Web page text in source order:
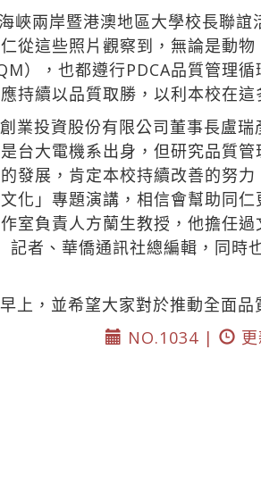
峽兩岸暨港澳地區大學校長聯
從這些照片觀察到，無論是動
），也都遵行PDCA品質管理
持續以品質取勝，以利本校在這
業投資股份有限公司董事長盧
台大電機系出身，但研究品質
發展，肯定本校持續改善的努
化」專題演講，相信會幫助同
室負責人方蘭生教授，他擔任
者、華僑通訊社總編輯，同時
上，並希望大家對於推動全面
NO.1034 |